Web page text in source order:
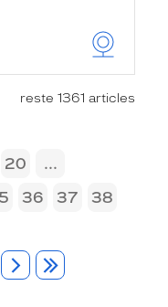
reste 1361 articles
20
...
36 37
38